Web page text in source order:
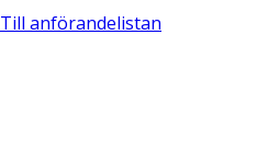
Till anförandelistan